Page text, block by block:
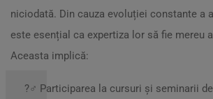
niciodată. Din cauza evoluției constante a
este esențial ca expertiza lor să fie mereu
Aceasta implică:
?️‍♂️ Participarea la cursuri și seminarii